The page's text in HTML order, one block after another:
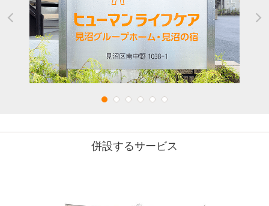
併設するサービス